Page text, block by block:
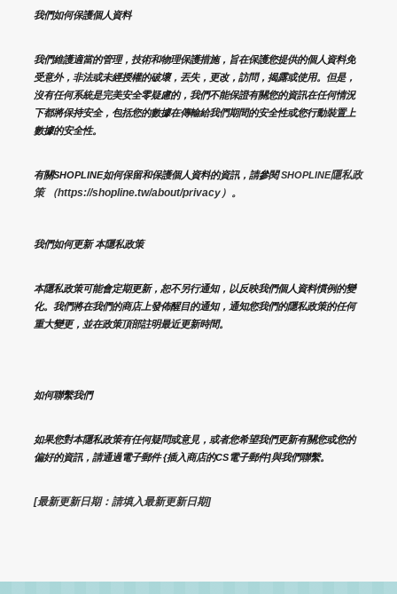
我們如何保護個人資料
我們維護適當的管理，技術和物理保護措施，旨在保護您提供的個人資料免
受意外，非法或未經授權的破壞，丟失，更改，訪問，揭露或使用。但是，
沒有任何系統是完美安全零疑慮的，我們不能保證有關您的資訊在任何情況
下都將保持安全，包括您的數據在傳輸給我們期間的安全性或您行動裝置上
數據的安全性。
有關SHOPLINE如何保留和保護個人資料的資訊，請參閱 SHOPLINE隱私政
策 （https://shopline.tw/about/privacy）。
我們如何更新 本隱私政策
本隱私政策可能會定期更新，恕不另行通知，以反映我們個人資料慣例的變
化。我們將在我們的商店上發佈醒目的通知，通知您我們的隱私政策的任何
重大變更，並在政策頂部註明最近更新時間。
如何聯繫我們
如果您對本隱私政策有任何疑問或意見，或者您希望我們更新有關您或您的
偏好的資訊，請通過電子郵件 {插入商店的CS電子郵件]與我們聯繫。
[最新更新日期：請填入最新更新日期]